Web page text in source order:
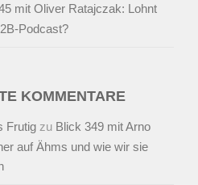
mit Oliver Ratajczak: Lohnt
Podcast?
KOMMENTARE
Frutig zu Blick 349 mit Arno
auf Ähms und wie wir sie